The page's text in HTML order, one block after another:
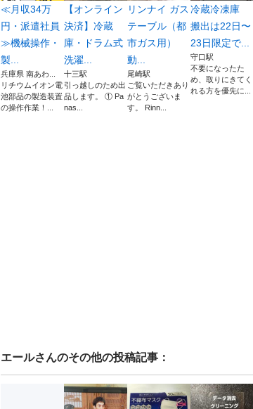
≪月収34万
円・派遣社員
≫機械操作・
製...
兵庫県 南あわ...
リチウムイオン電
池部品の製造装置
の操作作業！...
【オンライン
決済】冷蔵
庫・ドラム式
洗濯...
十三駅
引っ越しのため出
品します。 ① Pa
nas...
リンナイ ガス
テーブル（都
市ガス用）
動...
尾崎駅
ご覧いただきあり
がとうございま
す。 Rinn...
冷蔵冷凍庫
搬出は22日〜
23日限定で...
守口駅
不要になったた
め、取りにきてく
れる方を優先に...
エールさんのその他の投稿記事：